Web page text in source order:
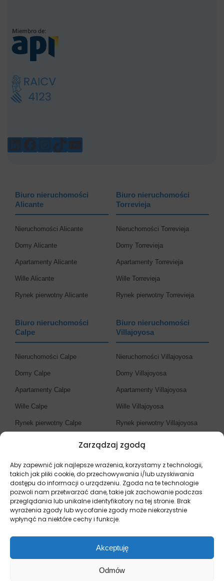
Zarządzaj zgodą
Aby zapewnić jak najlepsze wrażenia, korzystamy z technologii,
takich jak pliki cookie, do przechowywania i/lub uzyskiwania
dostępu do informacji o urządzeniu. Zgoda na te technologie
pozwoli nam przetwarzać dane, takie jak zachowanie podczas
przeglądania lub unikalne identyfikatory na tej stronie. Brak
wyrażenia zgody lub wycofanie zgody może niekorzystnie
wpłynąć na niektóre cechy i funkcje.
Akceptuję
Odmów
LINKEDIN FACEBOOK INSTAGRAM TIKTOK YOUTUBE
Biuro nieruchomości
Alicante
Nieruchomości Alicante
Domy Alicante
Apartamenty Alicante
Wille Alicante
Rynek pierwotny Alicante
Biuro nieruchomości
Torrevieja
Nieruchomości Torrevieja
Domy Torrevieja
Apartamenty Torrevieja
Wille Torrevieja
Rynek pierwotny Torrevieja
Biuro nieruchomości
Calpe
Nieruchomości Calpe
Domy Calpe
Apartamenty Calpe
Wille Calpe
Rynek pierwotny Calpe
Biuro nieruchomości
Villajoyosa
Nieruchomości Villajoyosa
Domy Villajoyosa
Apartamenty Villajoyosa
Wille Villajoyosa
Rynek pierwotny Villajoyosa
Biuro nieruchomości
Nieruchomości Costa Blanca
Domy Costa Blanca
Apartamenty Costa Blanca
Rynek pierwotny Costa Blanca